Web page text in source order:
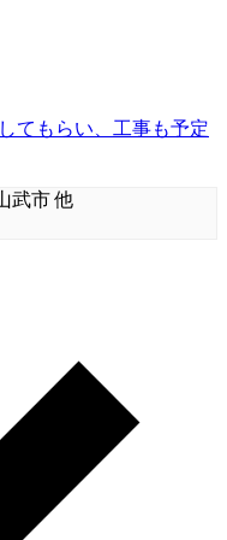
てもらい、工事も予定
武市 他